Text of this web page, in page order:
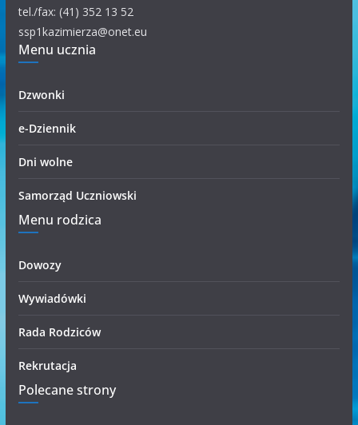
o
r
i
i
tel./fax: (41) 352 13 52
ssp1kazimierza@onet.eu
Menu ucznia
Dzwonki
e-Dziennik
Dni wolne
Samorząd Uczniowski
Menu rodzica
Dowozy
Wywiadówki
Rada Rodziców
Rekrutacja
Polecane strony